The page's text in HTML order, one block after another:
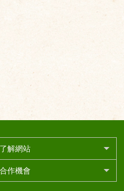
了解網站
合作機會